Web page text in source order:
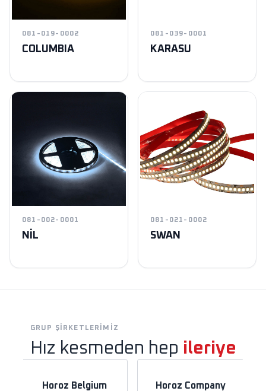
081-019-0002
COLUMBIA
081-039-0001
KARASU
081-002-0001
NİL
081-021-0002
SWAN
GRUP ŞIRKETLERIMIZ
Hız kesmeden hep ileriye
Horoz Belgium Horoz Company